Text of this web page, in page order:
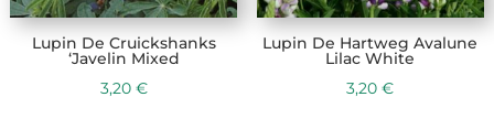
Lupin De Cruickshanks
‘Javelin Mixed
3,20 €
Lupin De Hartweg Avalune
Lilac White
3,20€